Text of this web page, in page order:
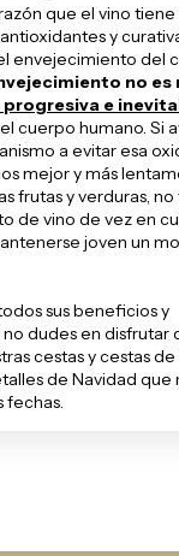
que el vino tiene
y
envejecimiento del
no es
e
cuerpo humano. Si
a evitar esa
mejor y más
frutas y verduras, no
de vino de vez en
joven un
sus beneficios y
dudes en disfrutar
cestas ycestas
de Navidad que
fechas.